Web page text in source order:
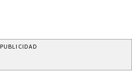
PUBLICIDAD